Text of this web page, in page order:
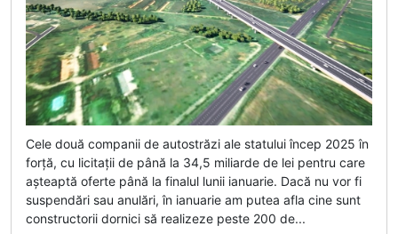
Cele două companii de autostrăzi ale statului încep 2025 în
forță, cu licitații de până la 34,5 miliarde de lei pentru care
așteaptă oferte până la finalul lunii ianuarie. Dacă nu vor fi
suspendări sau anulări, în ianuarie am putea afla cine sunt
constructorii dornici să realizeze peste 200 de...